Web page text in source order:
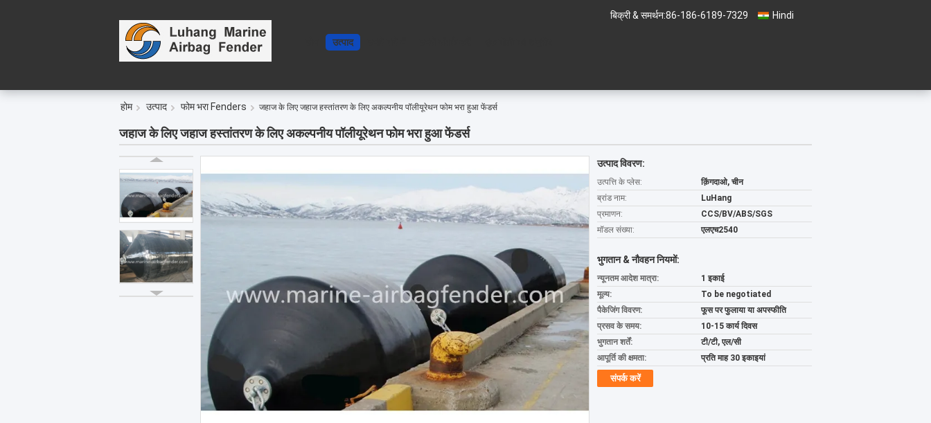
Hindi
बिक्री & समर्थन:86-186-6189-7329
उत्पाद
होम उत्पाद फोम भरा Fenders जहाज के लिए जहाज हस्तांतरण के लिए अकल्पनीय पॉलीयूरेथन फोम भरा हुआ फेंडर्स
जहाज के लिए जहाज हस्तांतरण के लिए अकल्पनीय पॉलीयूरेथन फोम भरा हुआ फेंडर्स
उत्पाद विवरण:
उत्पत्ति के प्लेस:
क़िंगदाओ, चीन
ब्रांड नाम:
LuHang
प्रमाणन:
CCS/BV/ABS/SGS
मॉडल संख्या:
एलएच2540
भुगतान & नौवहन नियमों:
न्यूनतम आदेश मात्रा:
1 इकाई
मूल्य:
To be negotiated
पैकेजिंग विवरण:
फूस पर फुलाया या अपस्फीति
प्रसव के समय:
10-15 कार्य दिवस
भुगतान शर्तें:
टी/टी, एल/सी
आपूर्ति की क्षमता:
प्रति माह 30 इकाइयां
संपर्क करें